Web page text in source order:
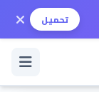
تحميل